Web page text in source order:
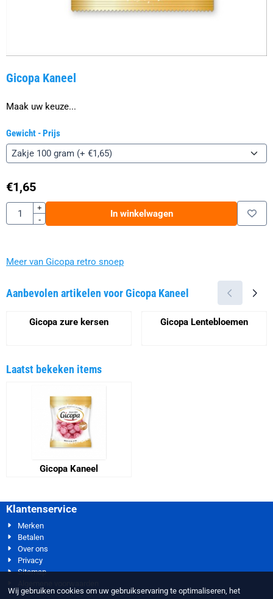
Gicopa Kaneel
Maak uw keuze...
Gewicht - Prijs
€1,65
Aantal
+
-
In winkelwagen
Meer van Gicopa retro snoep
Aanbevolen artikelen voorGicopa Kaneel
Gicopa zure kersen Gicopa Lentebloemen
Laatst bekeken items
Gicopa Kaneel
Klantenservice
Merken
Betalen
Over ons
Privacy
Sitemap
Wij gebruiken cookies om uw gebruikservaring te optimaliseren, het